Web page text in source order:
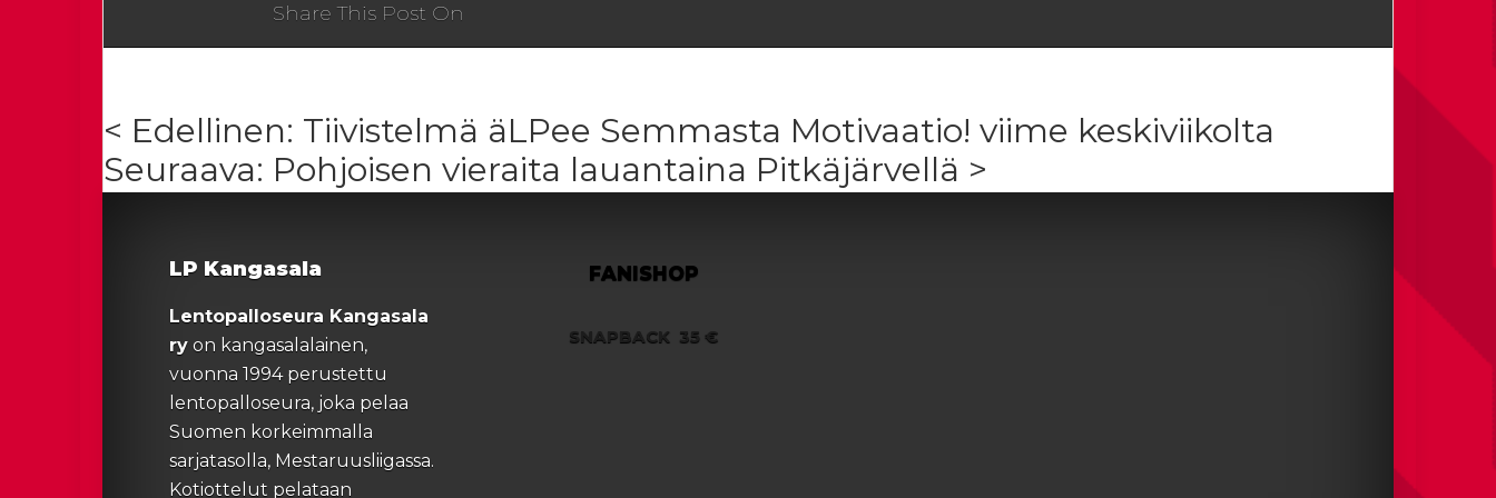
Share This Post On
< Edellinen: Tiivistelmä äLPee Semmasta Motivaatio! viime keskiviikolta
Seuraava: Pohjoisen vieraita lauantaina Pitkäjärvellä >
LP Kangasala
Lentopalloseura Kangasala
ry on kangasalalainen,
vuonna 1994 perustettu
lentopalloseura, joka pelaa
Suomen korkeimmalla
sarjatasolla, Mestaruusliigassa.
Kotiottelut pelataan
FANISHOP
SNAPBACK 35 €